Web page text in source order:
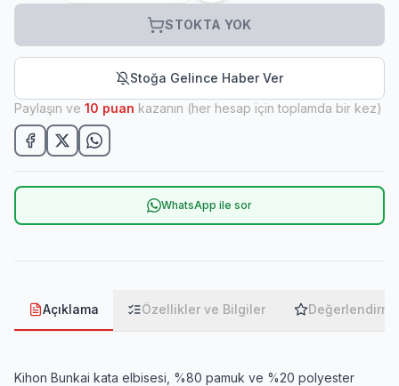
STOKTA YOK
Stoğa Gelince Haber Ver
Paylaşın ve 10 puan kazanın (her hesap için toplamda bir kez)
WhatsApp ile sor
Açıklama Özellikler ve Bilgiler
Kihon Bunkai kata elbisesi, %80 pamuk ve %20 polyester